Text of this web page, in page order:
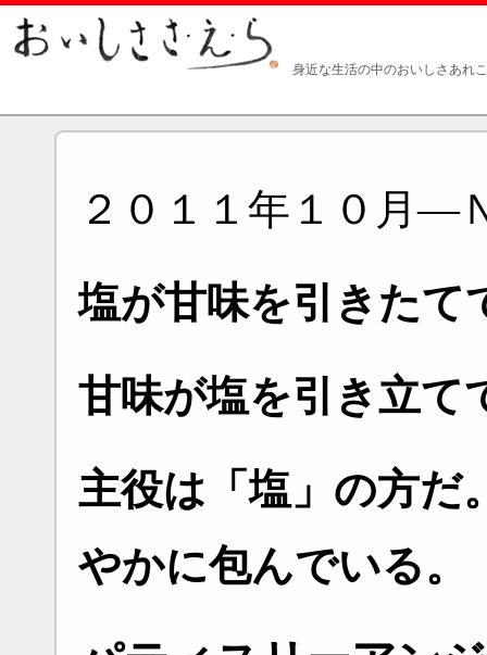
身近な生活の中のおいしさあれ
２０１１年１０月―
塩が甘味を引きたて
甘味が塩を引き立て
主役は「塩」の方だ
やかに包んでいる。